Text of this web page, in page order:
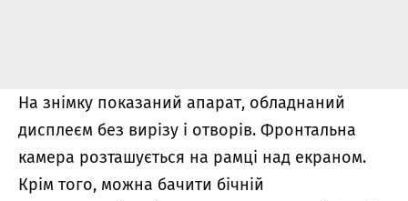
На знімку показаний апарат, обладнаний
дисплеєм без вирізу і отворів. Фронтальна
камера розташується на рамці над екраном.
Крім того, можна бачити бічній